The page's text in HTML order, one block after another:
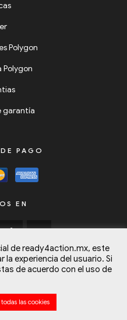
Polygon
Polygon
garantía
PAGO
EN
(Ready4Action)
de ready4action.mx, este
experiencia del usuario. Si
de acuerdo con el uso de
las cookies